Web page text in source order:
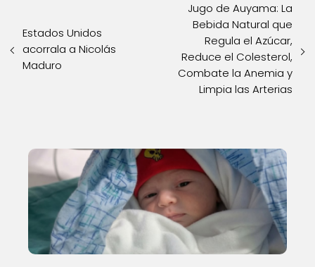
Estados Unidos
acorrala a Nicolás
Maduro
Jugo de Auyama: La
Bebida Natural que
Regula el Azúcar,
Reduce el Colesterol,
Combate la Anemia y
Limpia las Arterias